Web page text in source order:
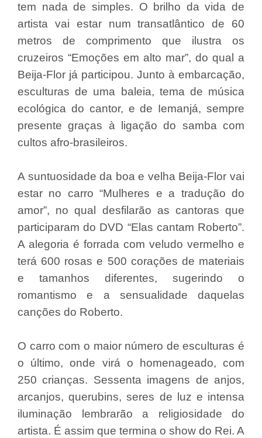
tem nada de simples. O brilho da vida de
artista vai estar num transatlântico de 60
metros de comprimento que ilustra os
cruzeiros “Emoções em alto mar”, do qual a
Beija-Flor já participou. Junto à embarcação,
esculturas de uma baleia, tema de música
ecológica do cantor, e de Iemanjá, sempre
presente graças à ligação do samba com
cultos afro-brasileiros.
A suntuosidade da boa e velha Beija-Flor vai
estar no carro “Mulheres e a tradução do
amor”, no qual desfilarão as cantoras que
participaram do DVD “Elas cantam Roberto”.
A alegoria é forrada com veludo vermelho e
terá 600 rosas e 500 corações de materiais
e tamanhos diferentes, sugerindo o
romantismo e a sensualidade daquelas
canções do Roberto.
O carro com o maior número de esculturas é
o último, onde virá o homenageado, com
250 crianças. Sessenta imagens de anjos,
arcanjos, querubins, seres de luz e intensa
iluminação lembrarão a religiosidade do
artista. É assim que termina o show do Rei. A